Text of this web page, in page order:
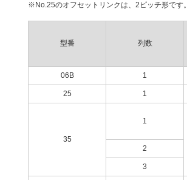
※No.25のオフセットリンクは、2ピッチ形です。
型番 列数
06B 1
25 1
35
1
2
3